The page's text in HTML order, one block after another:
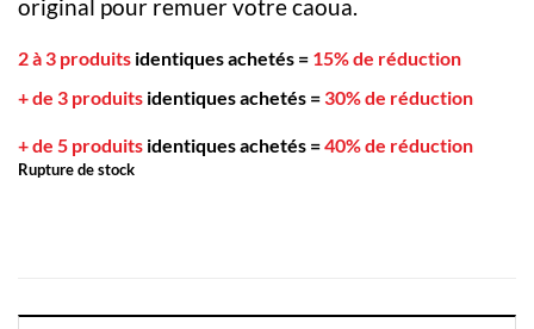
original pour remuer votre caoua.
2 à 3 produits identiques achetés = 15% de réduction
+ de 3 produits identiques achetés = 30% de réduction
+ de 5 produits identiques achetés =40% de réduction
Rupture de stock